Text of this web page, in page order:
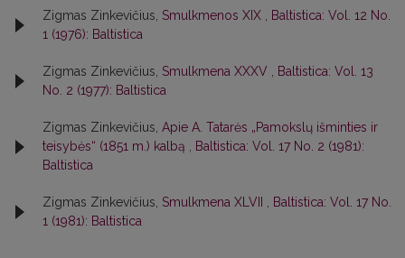
Zigmas Zinkevičius, Smulkmenos XIX
Baltistica: Vol. 12 No.
1 (1976): Baltistica
Zigmas Zinkevičius, Smulkmena XXXV
Baltistica: Vol. 13
No. 2 (1977): Baltistica
Zigmas Zinkevičius, Apie A. Tatarės „Pamokslų išminties ir
teisybės“ (1851 m.) kalbą
Baltistica: Vol. 17 No. 2 (1981):
Baltistica
Zigmas Zinkevičius, Smulkmena XLVII
Baltistica: Vol. 17 No.
1 (1981): Baltistica